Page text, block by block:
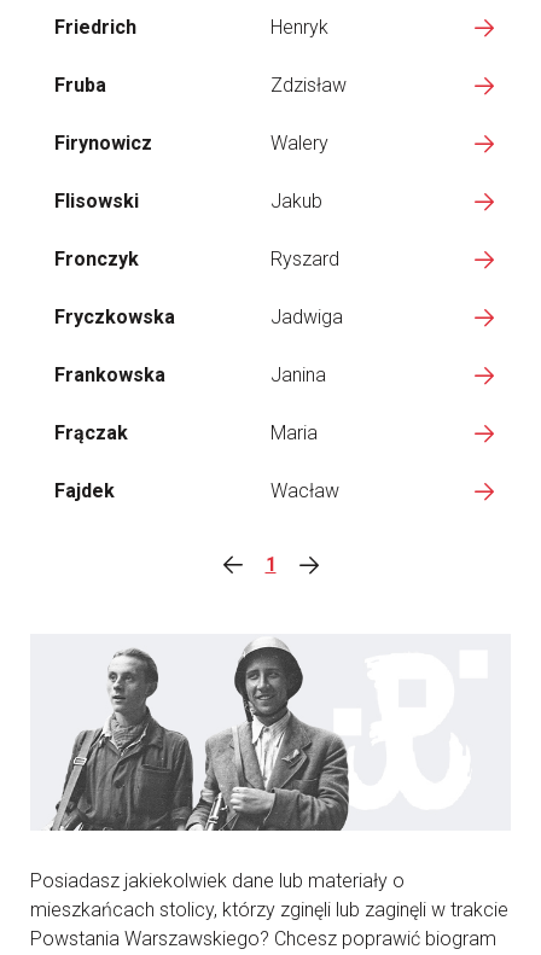
Friedrich Henryk
Fruba Zdzisław
Firynowicz Walery
Flisowski Jakub
Fronczyk Ryszard
Fryczkowska Jadwiga
Frankowska Janina
Frączak Maria
Fajdek Wacław
1
Posiadasz jakiekolwiek dane lub materiały o
mieszkańcach stolicy, którzy zginęli lub zaginęli w trakcie
Powstania Warszawskiego? Chcesz poprawić biogram